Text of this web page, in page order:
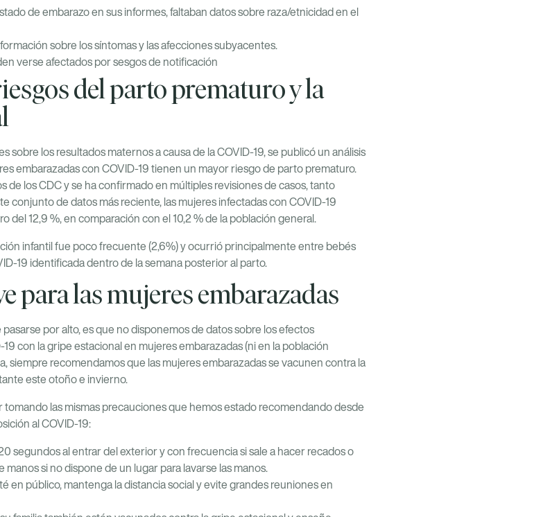
de embarazo en sus informes, faltaban datos sobre raza/etnicidad en el
sobre los síntomas y las afecciones subyacentes.
verse afectados por sesgos de notificación
del parto prematuro y la
sobre los resultados maternos a causa de la COVID-19, se publicó un análisis
embarazadas con COVID-19 tienen un mayor riesgo de parto prematuro.
de los CDC y se ha confirmado en múltiples revisiones de casos, tanto
conjunto de datos más reciente, las mujeres infectadas con COVID-19
del 12,9 %, en comparación con el 10,2 % de la población general.
infantil fue poco frecuente (2,6%) y ocurrió principalmente entre bebés
19 identificada dentro de la semana posterior al parto.
para las mujeres embarazadas
por alto, es que no disponemos de datos sobre los efectos
con la gripe estacional en mujeres embarazadas (ni en la población
siempre recomendamos que las mujeres embarazadas se vacunen contra la
este otoño e invierno.
tomando las mismas precauciones que hemos estado recomendando desde
al COVID-19:
segundos al entrar del exterior y con frecuencia si sale a hacer recados o
si no dispone de un lugar para lavarse las manos.
en público, mantenga la distancia social y evite grandes reuniones en